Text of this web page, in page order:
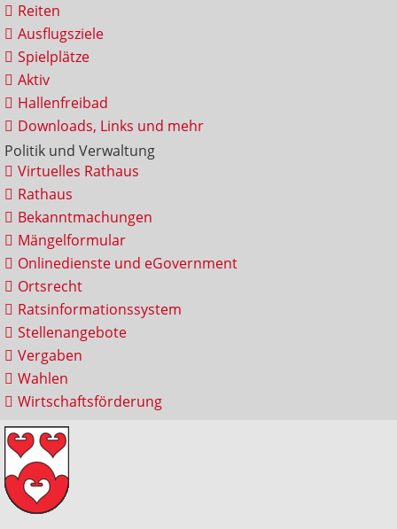
Reiten
Ausflugsziele
Spielplätze
Aktiv
Hallenfreibad
Downloads, Links und mehr
Politik und Verwaltung
Virtuelles Rathaus
Rathaus
Bekanntmachungen
Mängelformular
Onlinedienste und eGovernment
Ortsrecht
Ratsinformationssystem
Stellenangebote
Vergaben
Wahlen
Wirtschaftsförderung